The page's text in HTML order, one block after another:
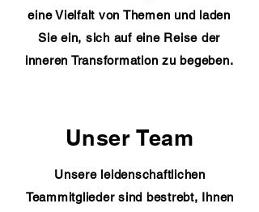
eine Vielfalt von Themen und laden
Sie ein, sich auf eine Reise der
inneren Transformation zu begeben.
Unser Team
Unsere leidenschaftlichen
Teammitglieder sind bestrebt, Ihnen